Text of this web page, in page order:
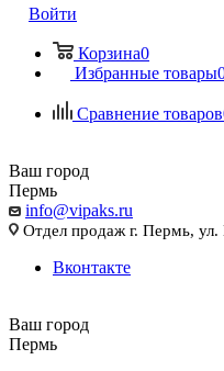
Войти
Корзина0
Избранные товары
Сравнение товаров
Ваш город
Пермь
info@vipaks.ru
Отдел продаж г. Пермь, ул.
Вконтакте
Ваш город
Пермь